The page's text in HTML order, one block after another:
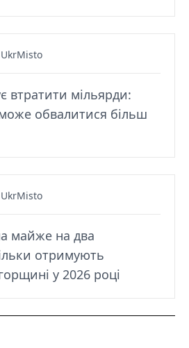
UkrMisto
втратити мільярди:
обвалитися більш
UkrMisto
майже на два
отримують
у 2026 році